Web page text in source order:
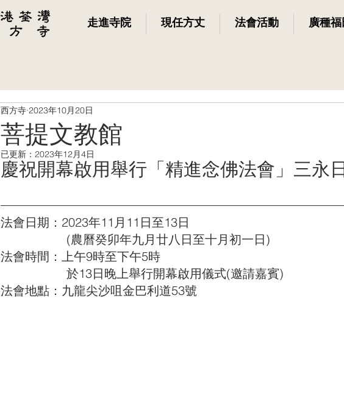
走進寺院 現任方丈 法會活動 廣種福
菩提文教館
西方寺 2023年10月20日
已更新： 2023年12月4日
慶祝開幕啟用舉行「精進念佛法會」三永
法會日期：2023年11月11日至13日
                  (農曆癸卯年九月廿八日至十月初一日)
法會時間：上午9時至下午5時
                  於13日晚上舉行開幕啟用儀式(邀請嘉賓)
法會地點：九龍尖沙咀金巴利道53號